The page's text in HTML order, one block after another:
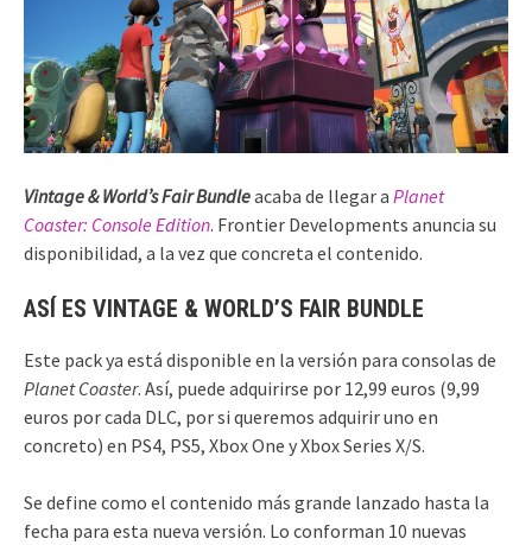
Vintage & World’s Fair Bundleacaba de llegar a Planet
Coaster: Console Edition. Frontier Developments anuncia su
disponibilidad, a la vez que concreta el contenido.
ASÍ ES VINTAGE & WORLD’S FAIR BUNDLE
Este pack ya está disponible en la versión para consolas de
Planet Coaster. Así, puede adquirirse por 12,99 euros (9,99
euros por cada DLC, por si queremos adquirir uno en
concreto) en PS4, PS5, Xbox One y Xbox Series X/S.
Se define como el contenido más grande lanzado hasta la
fecha para esta nueva versión. Lo conforman 10 nuevas